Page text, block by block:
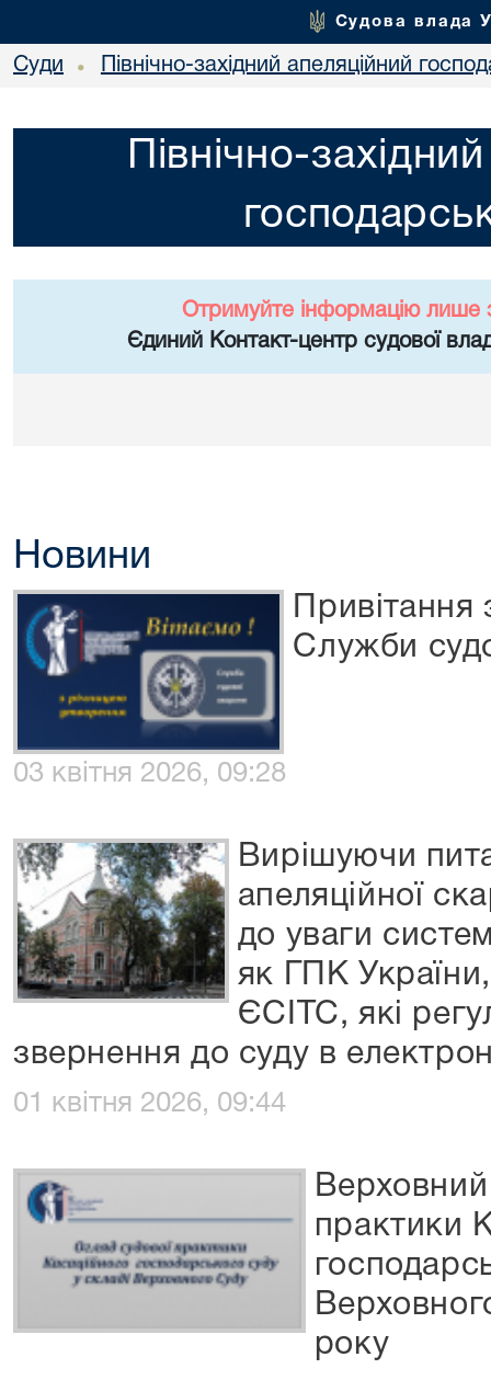
Судова влада
Суди • Північно-західний апеляційний
Північно-
Отримуйте інформацію лише
Єдиний Контакт-центр судової
Новини
Служби
03 квітня 2026, 09:28
Вирішуючи
апеляційної
до уваги
як ГПК
ЄСІТС, які
звернення до суду в
01 квітня 2026, 09:44
практики
року